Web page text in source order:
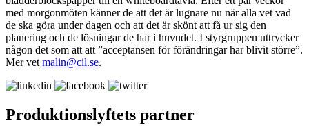
med morgonmöten känner de att det är lugnare nu när alla vet vad
de ska göra under dagen och att det är skönt att få ur sig den
planering och de lösningar de har i huvudet. I styrgruppen uttrycker
någon det som att att ”acceptansen för förändringar har blivit större”.
Mer vet malin@cil.se.
Produktionslyftets partner